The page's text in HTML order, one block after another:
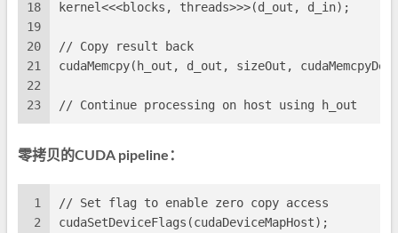
18
19
20
21
22
23
kernel<<<blocks, threads>>>(d_out, d_in);
// Copy result back
cudaMemcpy(h_out, d_out, sizeOut,
// Continue processing on host using h_out
零拷贝的CUDA pipeline：
1
2
// Set flag to enable zero copy access
cudaSetDeviceFlags(cudaDeviceMapHost);